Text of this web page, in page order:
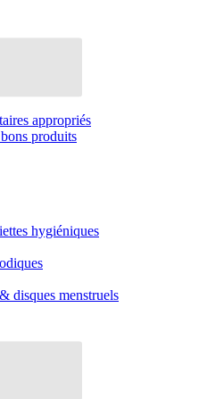
appropriés
produits
hygiéniques
disques menstruels